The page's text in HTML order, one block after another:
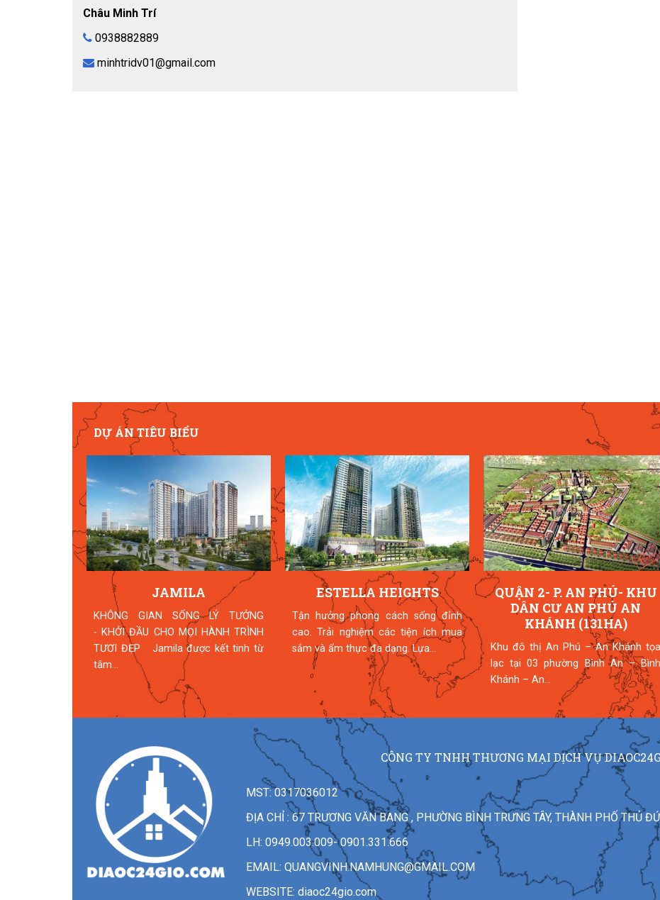
Châu Minh Trí
0938882889
minhtridv01@gmail.com
DỰ ÁN TIÊU BIỂU
JAMILA
KHÔNG GIAN SỐNG LÝ TƯỞNG
- KHỞI ĐẦU CHO MỌI HÀNH TRÌNH
TƯƠI ĐẸP Jamila được kết tinh từ
tâm...
ESTELLA HEIGHTS
Tận hưởng phong cách sống đỉnh
cao. Trải nghiệm các tiện ích mua
sắm và ẩm thực đa dạng. Lựa...
QUẬN 2- P. AN PHÚ- KHU
DÂN CƯ AN PHÚ AN
KHÁNH (131HA)
Khu đô thị An Phú – An Khánh tọa
lạc tại 03 phường Bình An – Bình
Khánh – An...
CÔNG TY TNHH THƯƠNG MẠI DỊCH VỤ
MST: 0317036012
ĐỊA CHỈ : 67 TRƯƠNG VĂN BANG , PHƯỜNG BÌNH TRƯNG TÂY, THÀNH PHỐ THỦ
LH: 0949.003.009- 0901.331.666
EMAIL: QUANGVINH.NAMHUNG@GMAIL.COM
WEBSITE: diaoc24gio.com